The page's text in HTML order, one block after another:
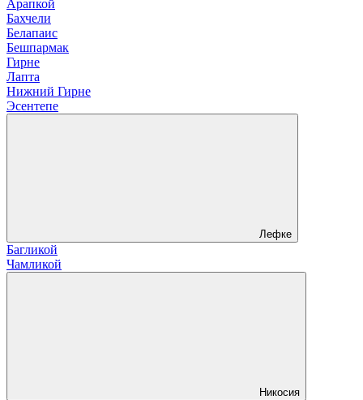
Арапкой
Бахчели
Белапаис
Бешпармак
Гирне
Лапта
Нижний Гирне
Эсентепе
Лефке
Багликой
Чамликой
Никосия